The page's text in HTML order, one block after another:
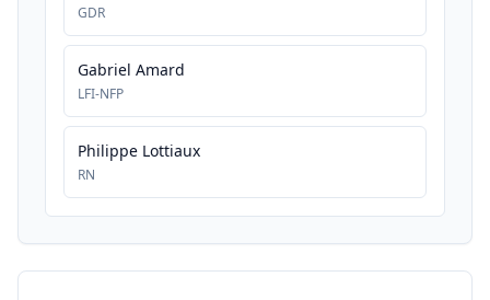
GDR
Gabriel Amard
LFI-NFP
Philippe Lottiaux
RN